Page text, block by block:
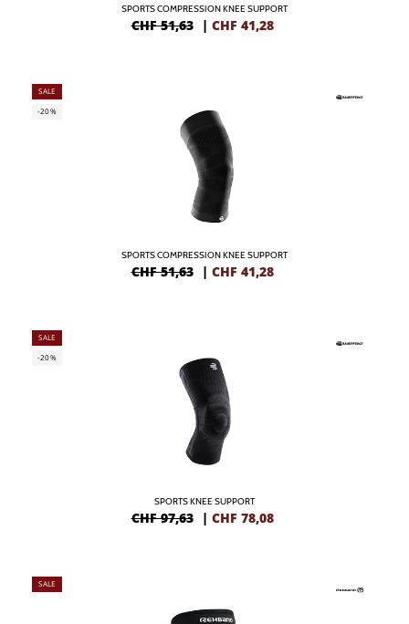
SPORTS COMPRESSION KNEE SUPPORT
CHF 51,63 | CHF 41,28
SALE
-20%
SPORTS COMPRESSION KNEE SUPPORT
CHF 51,63 | CHF 41,28
SALE
-20%
SPORTS KNEE SUPPORT
CHF 97,63 | CHF 78,08
SALE